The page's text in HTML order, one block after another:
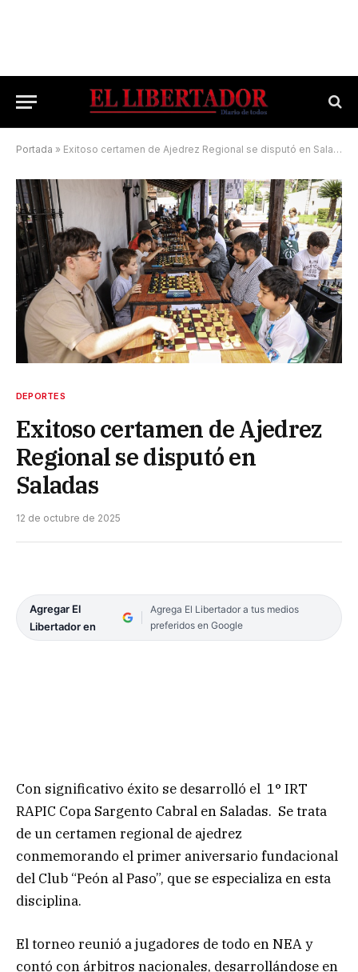
Portada » Exitoso certamen de Ajedrez Regional se disputó en Saladas
DEPORTES
Exitoso certamen de Ajedrez
Regional se disputó en
Saladas
12 de octubre de 2025
Agregar El
Libertador en
Agrega El Libertador a tus medios
preferidos en Google
Con significativo éxito se desarrolló el 1° IRT
RAPIC Copa Sargento Cabral en Saladas. Se trata
de un certamen regional de ajedrez
conmemorando el primer aniversario fundacional
del Club “Peón al Paso”, que se especializa en esta
disciplina.
El torneo reunió a jugadores de todo en NEA y
contó con árbitros nacionales, desarrollándose en